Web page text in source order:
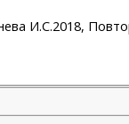
И.С.2018,